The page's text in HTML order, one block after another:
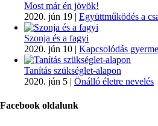
Most már én jövök!
2020. jún 19 | Együttműködés a
Szonja és a fagyi
2020. jún 10 | Kapcsolódás
Tanítás szükséglet-alapon
2020. jún 5 | Önálló életre nevelés
Facebook oldalunk